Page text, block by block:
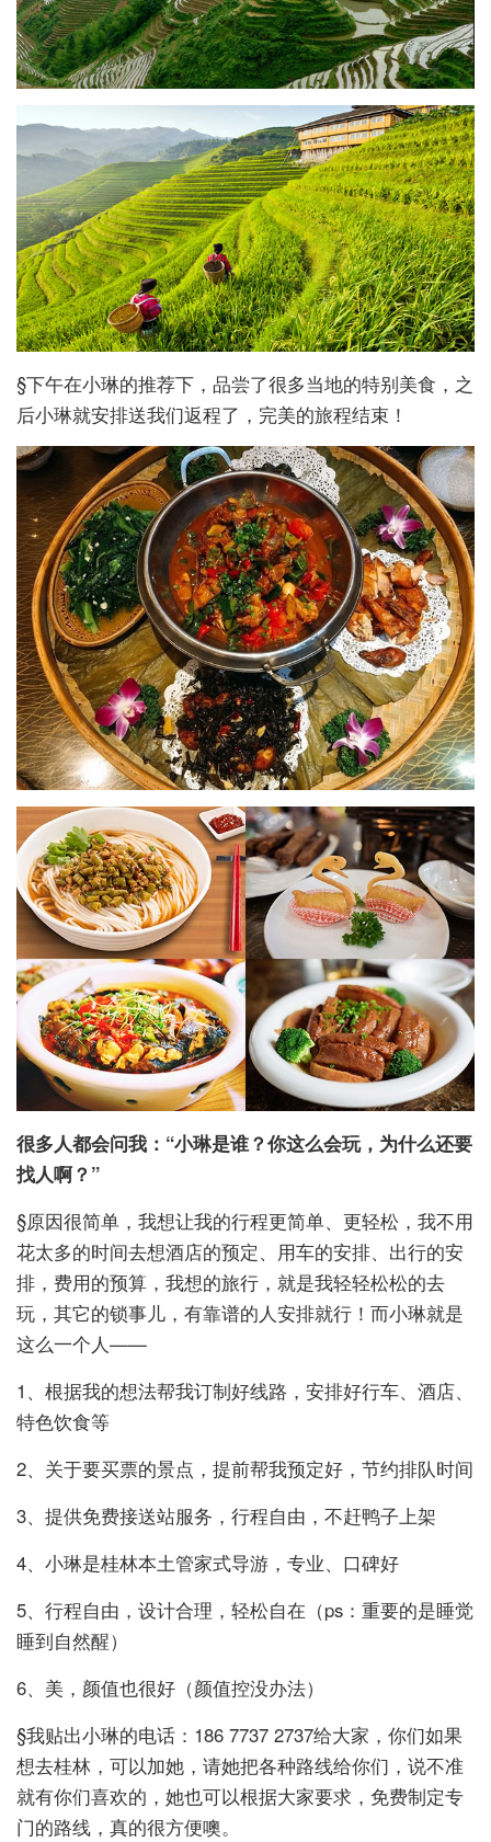
§下午在小琳的推荐下，品尝了很多当地的特别美食，之
后小琳就安排送我们返程了，完美的旅程结束！
很多人都会问我：“小琳是谁？你这么会玩，为什么还要
找人啊？”
§原因很简单，我想让我的行程更简单、更轻松，我不用
花太多的时间去想酒店的预定、用车的安排、出行的安
排，费用的预算，我想的旅行，就是我轻轻松松的去
玩，其它的锁事儿，有靠谱的人安排就行！而小琳就是
这么一个人——
1、根据我的想法帮我订制好线路，安排好行车、酒店、
特色饮食等
2、关于要买票的景点，提前帮我预定好，节约排队时间
3、提供免费接送站服务，行程自由，不赶鸭子上架
4、小琳是桂林本土管家式导游，专业、口碑好
5、行程自由，设计合理，轻松自在（ps：重要的是睡觉
睡到自然醒）
6、美，颜值也很好（颜值控没办法）
§我贴出小琳的电话：186 7737 2737给大家，你们如果
想去桂林，可以加她，请她把各种路线给你们，说不准
就有你们喜欢的，她也可以根据大家要求，免费制定专
门的路线，真的很方便噢。